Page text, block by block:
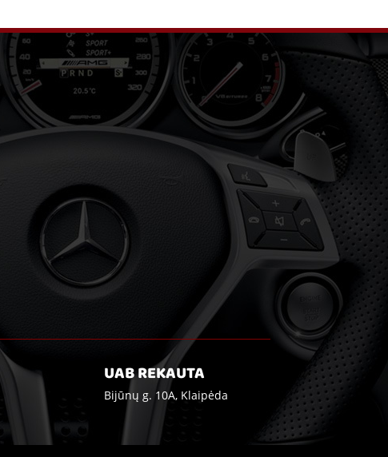
UAB REKAUTA
Bijūnų g. 10A, Klaipėda